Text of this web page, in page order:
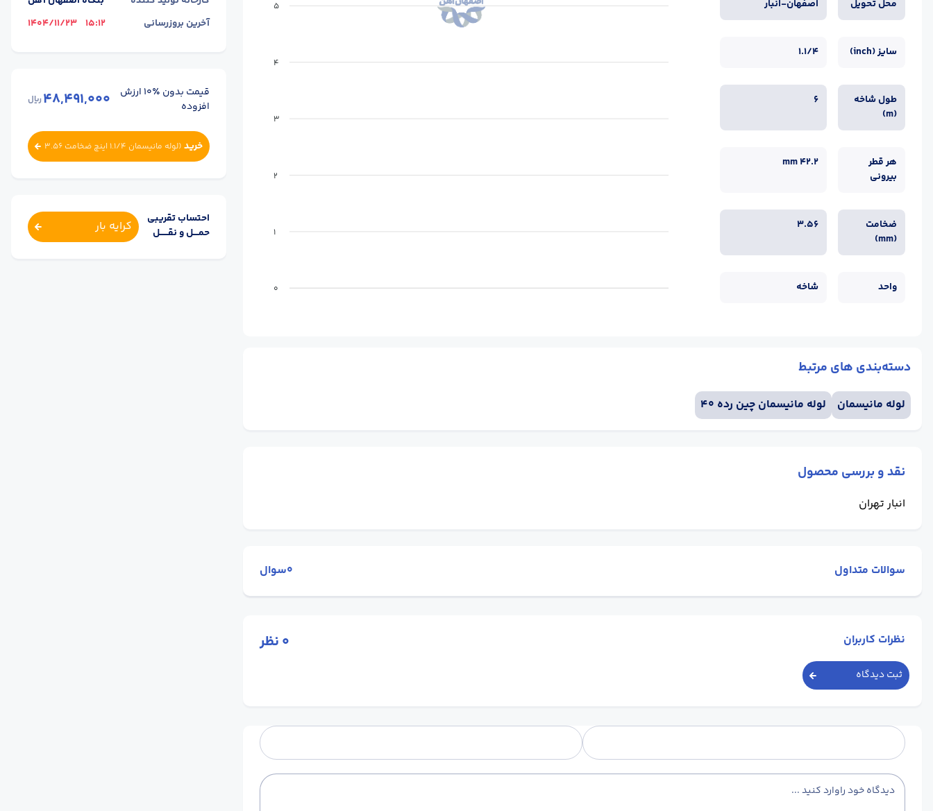
محل تحویل اصفهان-انبار
سایز (inch) 1.1/4
طول شاخه
(m)
6
هر قطر
بیرونی
mm 42.2
ضخامت
(mm)
3.56
واحد شاخه
5
4
3
2
1
0
دسته‌بندی های مرتبط
لوله مانیسمان لوله مانیسمان چین رده 40
نقد و بررسی محصول
انبار تهران
سوالات متداول 0سوال
نظرات کاربران 0نظر
ثبت دیدگاه
آخرین بروزرسانی
15:12
1404/11/23
قیمت بدون ٪۱۰ ارزش
افزوده
48,491,000ریال
خرید (
لوله مانیسمان 1.1/4 اینچ ضخامت 3.56
میل)
احتساب تقریبی
حمــــل و نقــــــل
کرایه بار